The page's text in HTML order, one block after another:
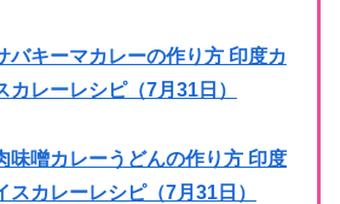
バキーマカレーの作り方 印度カ
カレーレシピ（7月31日）
味噌カレーうどんの作り方 印度
スカレーレシピ（7月31日）